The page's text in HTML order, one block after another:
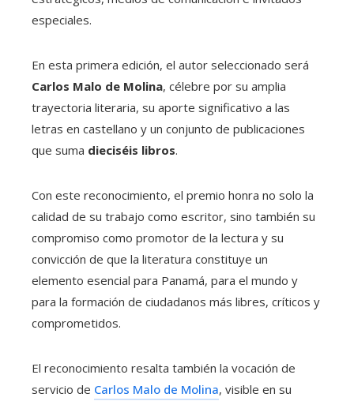
especiales.
En esta primera edición, el autor seleccionado será
Carlos Malo de Molina, célebre por su amplia
trayectoria literaria, su aporte significativo a las
letras en castellano y un conjunto de publicaciones
que suma dieciséis libros.
Con este reconocimiento, el premio honra no solo la
calidad de su trabajo como escritor, sino también su
compromiso como promotor de la lectura y su
convicción de que la literatura constituye un
elemento esencial para Panamá, para el mundo y
para la formación de ciudadanos más libres, críticos y
comprometidos.
El reconocimiento resalta también la vocación de
servicio de Carlos Malo de Molina, visible en su